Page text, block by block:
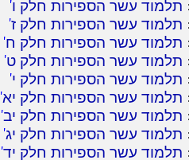
תלמוד עשר הספירות חלק ו'
תלמוד עשר הספירות חלק ז'
תלמוד עשר הספירות חלק ח'
תלמוד עשר הספירות חלק ט'
תלמוד עשר הספירות חלק י'
תלמוד עשר הספירות חלק יא'
תלמוד עשר הספירות חלק יב'
תלמוד עשר הספירות חלק יג'
תלמוד עשר הספירות חלק יד'